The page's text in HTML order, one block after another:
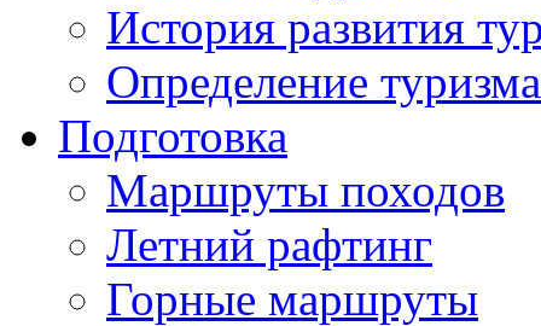
История развития
Определение туризма
Подготовка
Маршруты походов
Летний рафтинг
Горные маршруты